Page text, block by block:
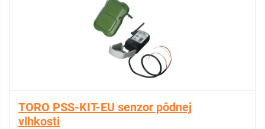
TORO PSS-KIT-EU senzor pôdnej
vlhkosti